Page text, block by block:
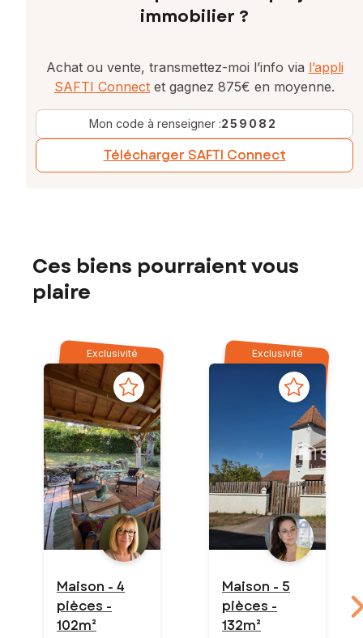
immobilier ?
Achat ou vente, transmettez-moi l’info via l’appli
SAFTI Connect et gagnez 875€ en moyenne.
Mon code à renseigner :259082
Télécharger SAFTI Connect
Ces biens pourraient vous
plaire
Exclusivité
Maison - 4
pièces -
102m²
Exclusivité
Maison - 5
pièces -
132m²